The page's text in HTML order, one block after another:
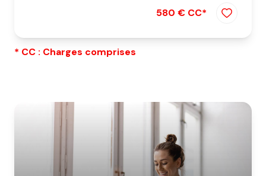
580 € CC*
* CC : Charges comprises